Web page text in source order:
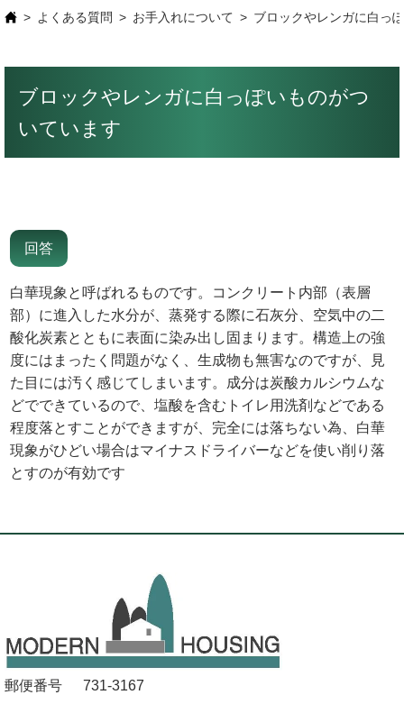
よくある質問 お手入れについて ブロックやレンガに白っ
ブロックやレンガに白っぽいものがつ
いています
白華現象と呼ばれるものです。コンクリート内部（表層
部）に進入した水分が、蒸発する際に石灰分、空気中の二
酸化炭素とともに表面に染み出し固まります。構造上の強
度にはまったく問題がなく、生成物も無害なのですが、見
た目には汚く感じてしまいます。成分は炭酸カルシウムな
どでできているので、塩酸を含むトイレ用洗剤などである
程度落とすことができますが、完全には落ちない為、白華
現象がひどい場合はマイナスドライバーなどを使い削り落
とすのが有効です
郵便番号
731-3167